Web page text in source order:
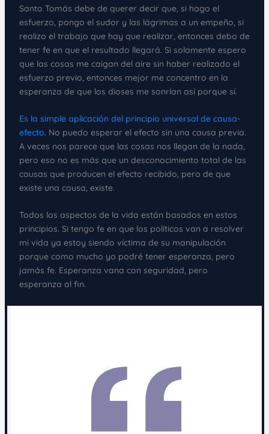
Santo Tomás debe de querer decir que, si hago el
esfuerzo, pongo el sudor y las lágrimas a un empeño, si
realizo el trabajo que hay que realizar, entonces debo de
tener fe en que el resultado llegará. Si solamente espero
que las cosas me caigan del aire sin haber realizado el
esfuerzo previo, entonces mejor me concentro en la
esperanza de que los dioses me sonrían así porque sí.
Es la simple aplicación del principio universal de causa-
efecto. No puedo esperar el efecto sin una causa previa.
A veces nos parece que las cosas nos llegan de la nada,
pero eso no es más que un desconocimiento total de las
causas que producen el efecto recibido, pero de que
existe una causa, existe.
Todos los aspectos de la vida están basados en estos
principios. Si tengo fe en que los políticos van a resolver
mi vida ya estoy siendo víctima de su manipulación
porque como mucho yo podré tener esperanza, pero
jamás fe. Esperanza vana con seguridad, pero
esperanza al fin.